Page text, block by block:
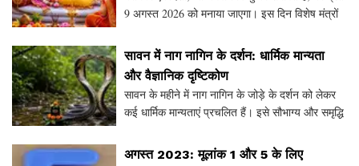
9 अगस्त 2026 को मनाया जाएगा। इस दिन विशेष मंत्रों
सकारात्मकता प्राप्त होती है। जानें इस पर्व पर किए जाने
सावन में नाग नागिन के दर्शन: धार्मिक मान्यता
और वैज्ञानिक दृष्टिकोण
सावन के महीने में नाग नागिन के जोड़े के दर्शन को लेकर
कई धार्मिक मान्यताएं प्रचलित हैं। इसे सौभाग्य और समृद्धि
बदल सकता है? इस लेख में हम धार्मिक म
अगस्त 2023: मूलांक 1 और 5 के लिए